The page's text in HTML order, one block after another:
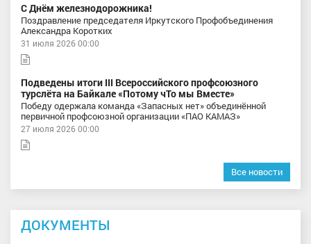
С Днём железнодорожника!
Поздравление председателя Иркутского Профобъединения
Александра Коротких
31 июля 2026 00:00
Подведены итоги III Всероссийского профсоюзного
турслёта на Байкале «Потому чТо мы Вместе»
Победу одержала команда «Запасных нет» объединённой
первичной профсоюзной организации «ПАО КАМАЗ»
27 июля 2026 00:00
Все новости
ДОКУМЕНТЫ